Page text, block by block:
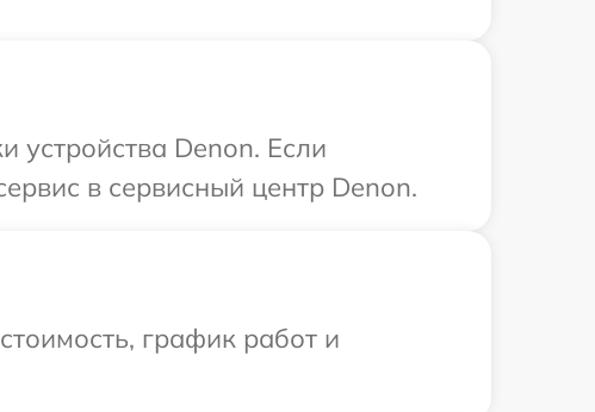
Denon. Если
в сервисный центр Denon.
график работ и